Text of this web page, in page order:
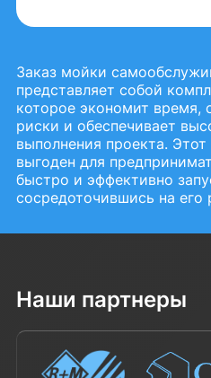
Заказ мойки
представляет собой
которое экономит время,
риски и обеспечивает
выполнения проекта.
выгоден для
быстро и эффективно
сосредоточившись на его
Наши партнеры